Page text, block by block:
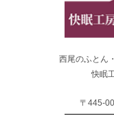
西尾のふとん
快眠
〒445-